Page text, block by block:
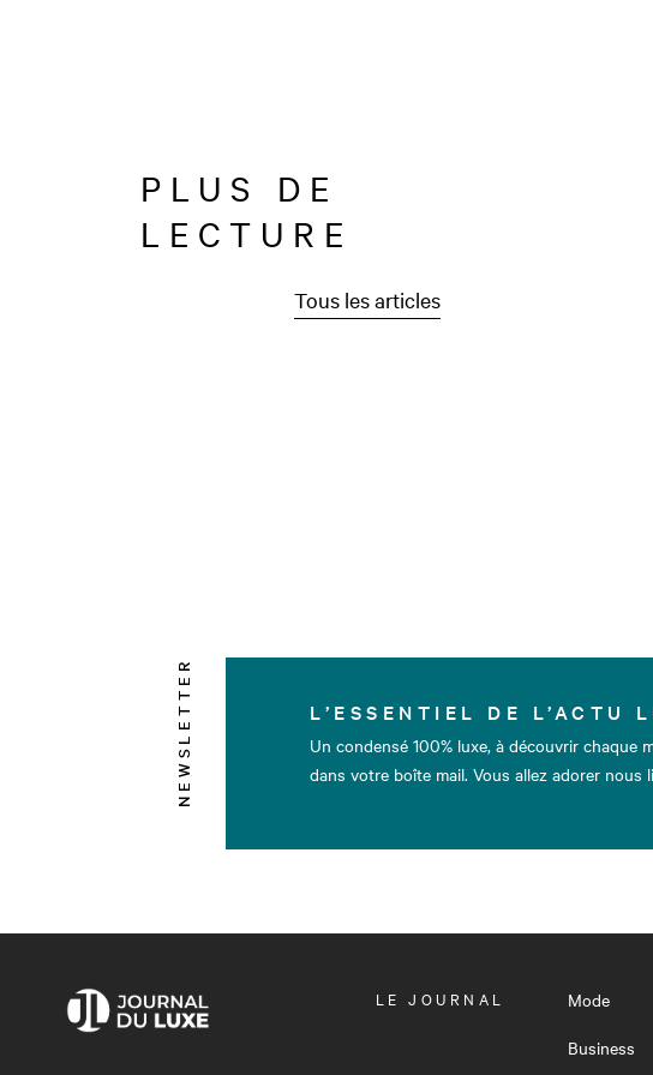
PLUS DE
LECTURE
Tous les articles
NEWSLETTER L’ESSENTIEL DE L’ACTU
Un condensé 100% luxe, à découvrir chaque
dans votre boîte mail. Vous allez adorer nous
OUVRIR
LE JOURNAL
Mode
Business